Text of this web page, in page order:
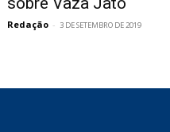
Redação - 3 DE SETEMBRO DE 2019